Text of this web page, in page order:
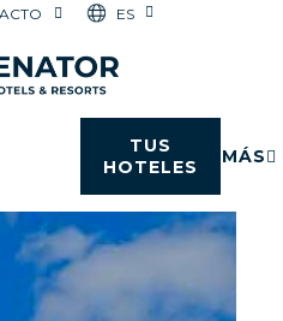
ES
TUS
HOTELES
MÁS